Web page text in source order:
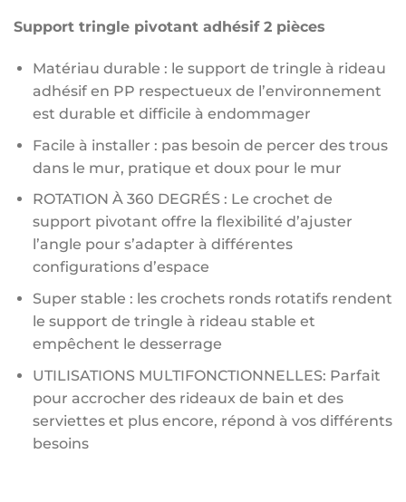
Support tringle pivotant adhésif 2 pièces
Matériau durable : le support de tringle à rideau
adhésif en PP respectueux de l’environnement
est durable et difficile à endommager
Facile à installer : pas besoin de percer des trous
dans le mur, pratique et doux pour le mur
ROTATION À 360 DEGRÉS : Le crochet de
support pivotant offre la flexibilité d’ajuster
l’angle pour s’adapter à différentes
configurations d’espace
Super stable : les crochets ronds rotatifs rendent
le support de tringle à rideau stable et
empêchent le desserrage
UTILISATIONS MULTIFONCTIONNELLES: Parfait
pour accrocher des rideaux de bain et des
serviettes et plus encore, répond à vos différents
besoins